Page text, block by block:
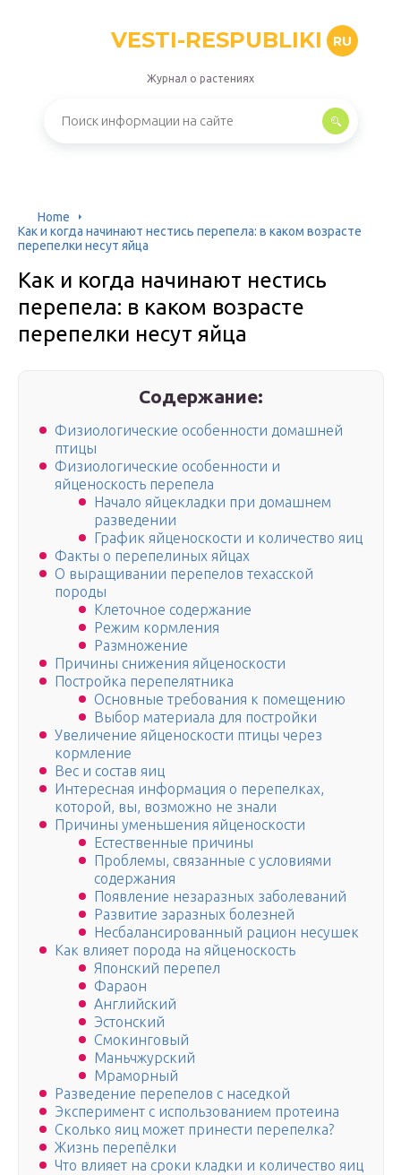
VESTI-RESPUBLIKI RU
Журнал о растениях
Home
Как и когда начинают нестись перепела: в каком возрасте
перепелки несут яйца
Как и когда начинают нестись
перепела: в каком возрасте
перепелки несут яйца
Содержание:
Физиологические особенности домашней
птицы
Физиологические особенности и
яйценоскость перепела
Начало яйцекладки при домашнем
разведении
График яйценоскости и количество яиц
Факты о перепелиных яйцах
О выращивании перепелов техасской
породы
Клеточное содержание
Режим кормления
Размножение
Причины снижения яйценоскости
Постройка перепелятника
Основные требования к помещению
Выбор материала для постройки
Увеличение яйценоскости птицы через
кормление
Вес и состав яиц
Интересная информация о перепелках,
которой, вы, возможно не знали
Причины уменьшения яйценоскости
Естественные причины
Проблемы, связанные с условиями
содержания
Появление незаразных заболеваний
Развитие заразных болезней
Несбалансированный рацион несушек
Как влияет порода на яйценоскость
Японский перепел
Фараон
Английский
Эстонский
Смокинговый
Маньчжурский
Мраморный
Разведение перепелов с наседкой
Эксперимент с использованием протеина
Сколько яиц может принести перепелка?
Жизнь перепёлки
Что влияет на сроки кладки и количество яиц